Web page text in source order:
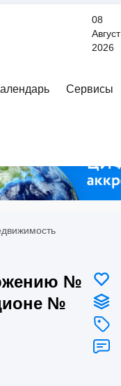
08
Август
2026
Сервисы
№
№